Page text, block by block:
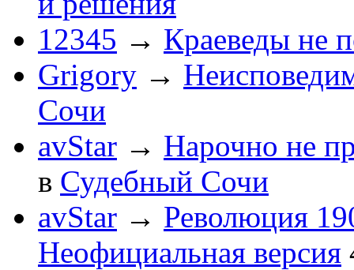
12345 → Краеведы не
Grigory →
Сочи
avStar → Нарочно не
в Судебный Сочи
avStar → Революция
Неофициальная версия